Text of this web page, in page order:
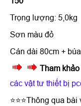
Trọng lượng: 5,0kg
Sơn màu đỏ
Cán dài 80cm +
Tham khảo
các vật tư thiết bị
⭐⭐⭐Thông qua